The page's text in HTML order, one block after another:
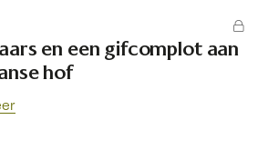
en een gifcomplot aan
hof